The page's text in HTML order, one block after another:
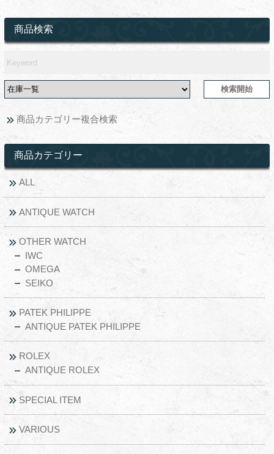
商品検索
商品カテゴリー複合検索
商品カテゴリー
ALL
ANTIQUE WATCH
OTHER WATCH
IWC
OMEGA
SEIKO
PATEK PHILIPPE
ANTIQUE PATEK PHILIPPE
ROLEX
ANTIQUE ROLEX
SPECIAL ITEM
VARIOUS